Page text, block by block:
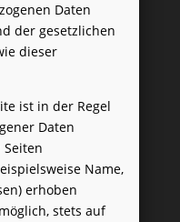
Daten
der gesetzlichen
dieser
ist in der Regel
Daten
Name,
erhoben
stets auf